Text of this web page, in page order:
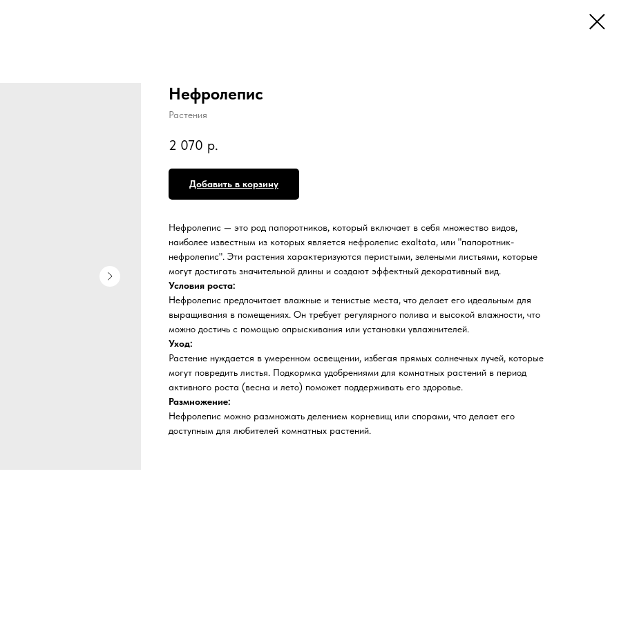
Нефролепис
Растения
2 070 р.
Добавить в корзину
Нефролепис — это род папоротников, который включает в себя множество видов,
наиболее известным из которых является нефролепис exaltata, или "папоротник-
нефролепис". Эти растения характеризуются перистыми, зелеными листьями, которые
могут достигать значительной длины и создают эффектный декоративный вид.
Условия роста:
Нефролепис предпочитает влажные и тенистые места, что делает его идеальным для
выращивания в помещениях. Он требует регулярного полива и высокой влажности, что
можно достичь с помощью опрыскивания или установки увлажнителей.
Уход:
Растение нуждается в умеренном освещении, избегая прямых солнечных лучей, которые
могут повредить листья. Подкормка удобрениями для комнатных растений в период
активного роста (весна и лето) поможет поддерживать его здоровье.
Размножение:
Нефролепис можно размножать делением корневищ или спорами, что делает его
доступным для любителей комнатных растений.